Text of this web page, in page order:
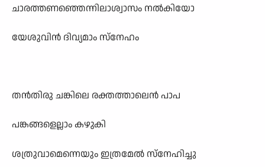
ചാരത്തണഞ്ഞെന്നിലാശ്വാസം നൽകിയോ
യേശുവിൻ ദിവ്യമാം സ്നേഹം
തൻതിരു ചങ്കിലെ രക്തത്താലെൻ പാപ
പങ്കങ്ങളെല്ലാം കഴുകി
ശത്രുവാമെന്നെയും ഇത്രമേൽ സ്നേഹിച്ചു